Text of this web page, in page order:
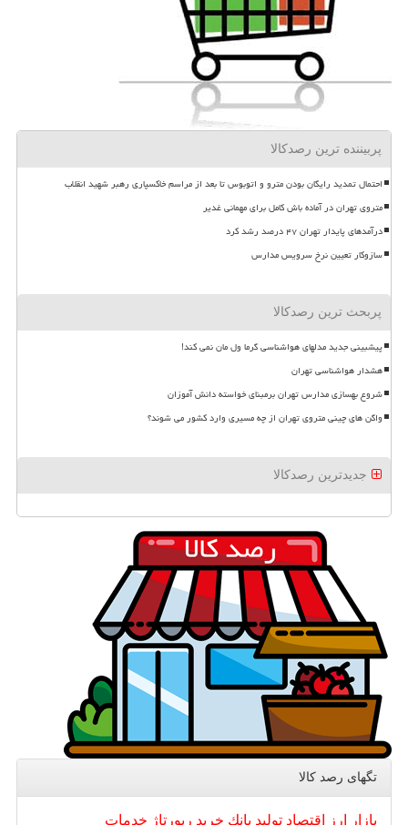
پربیننده ترین رصدکالا
احتمال تمدید رایگان بودن مترو و اتوبوس تا بعد از مراسم خاکسپاری رهبر شهید انقلاب
متروی تهران در آماده باش کامل برای مهمانی غدیر
درآمدهای پایدار تهران ۴۷ درصد رشد کرد
سازوکار تعیین نرخ سرویس مدارس
پربحث ترین رصدکالا
پیشبینی جدید مدلهای هواشناسی گرما ول مان نمی کند!
هشدار هواشناسی تهران
شروع بهسازی مدارس تهران برمبنای خواسته دانش آموزان
واگن های چینی متروی تهران از چه مسیری وارد کشور می شوند؟
جدیدترین رصدکالا
تگهای رصد كالا
بازار ارز اقتصاد تولید بانك خرید رپورتاژ خدمات